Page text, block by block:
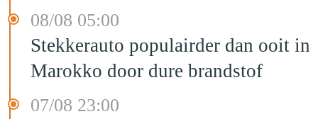
08/08 05:00
Stekkerauto populairder dan ooit in
Marokko door dure brandstof
07/08 23:00